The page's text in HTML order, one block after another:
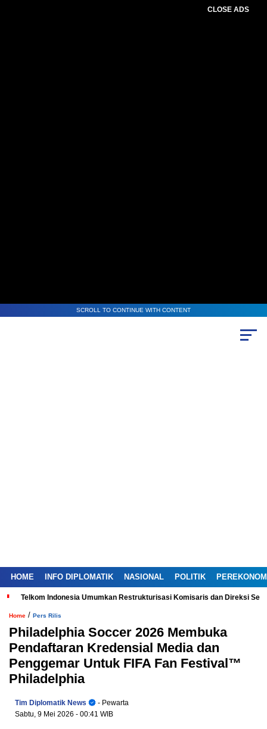
CLOSE ADS
SCROLL TO CONTINUE WITH CONTENT
HOME INFO DIPLOMATIK NASIONAL POLITIK
Telkom Indonesia Umumkan Restrukturisasi Komisaris dan Direksi
Home / Pers Rilis
Philadelphia Soccer 2026 Membuka
Pendaftaran Kredensial Media dan
Penggemar Untuk FIFA Fan Festival™
Philadelphia
Tim Diplomatik News
- Pewarta
Sabtu, 9 Mei 2026 - 00:41 WIB